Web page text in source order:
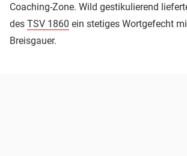
Coaching-Zone. Wild gestikulierend
des TSV 1860 ein stetiges Wortgefecht
Breisgauer.